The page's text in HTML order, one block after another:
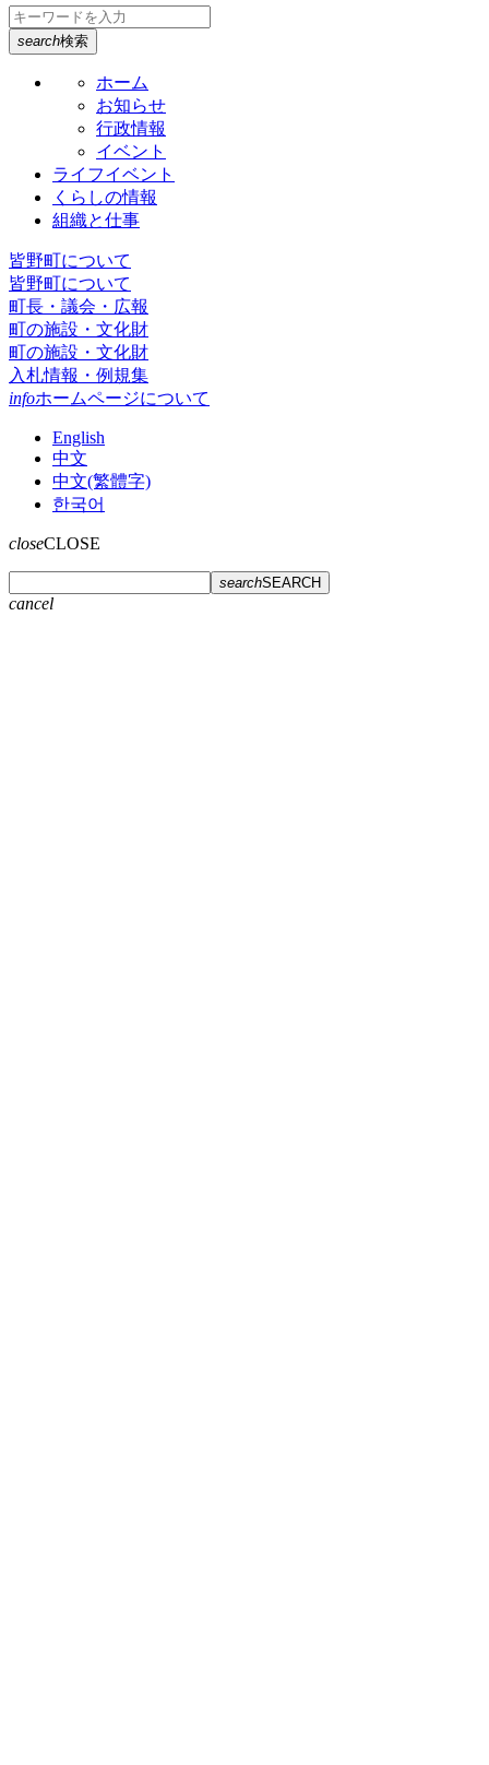
search検索
ホーム
お知らせ
行政情報
イベント
ライフイベント
くらしの情報
組織と仕事
皆野町について
皆野町について
町長・議会・広報
町の施設・文化財
町の施設・文化財
入札情報・例規集
infoホームページについて
English
中文
中文(繁體字)
한국어
closeCLOSE
searchSEARCH
cancel